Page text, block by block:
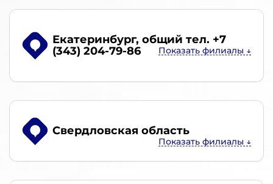
Екатеринбург, общий тел. +7
(343) 204-79-86
Свердловская область